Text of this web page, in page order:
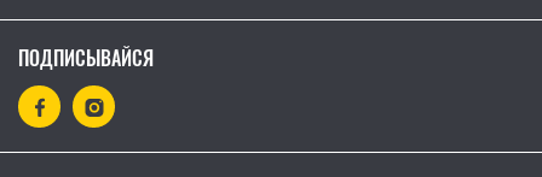
ПОДПИСЫВАЙСЯ